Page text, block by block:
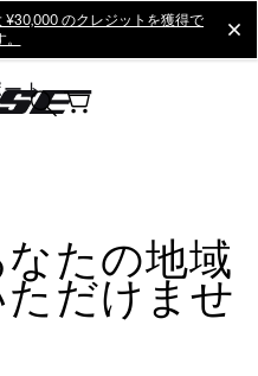
¥30,000 のクレジットを獲得で
ト
たの地域
だけませ